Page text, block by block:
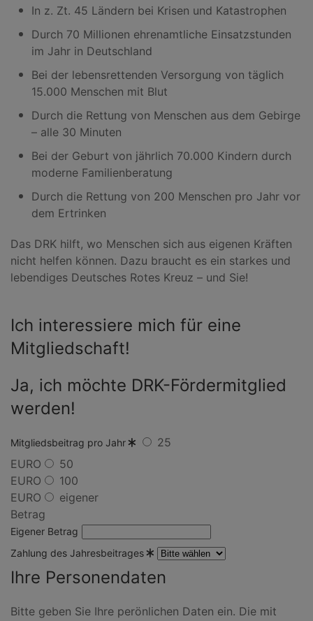
In z. Zt. 45 Ländern bei Krisen und Katastrophen
Durch 70 Millionen ehrenamtliche Einsatzstunden
im Jahr in Deutschland
Bei der lebensrettenden Versorgung von täglich
15.000 Menschen mit Blut
Durch die Rettung von Menschen aus dem Gebirge
– alle 30 Minuten
Bei der Geburt von jährlich 70.000 Kindern durch
moderne Familienberatung
Durch die Rettung von 200 Menschen pro Jahr vor
dem Ertrinken
Das DRK hilft, wo Menschen sich aus eigenen Kräften
nicht helfen können. Dazu braucht es ein starkes und
lebendiges Deutsches Rotes Kreuz – und Sie!
Ich interessiere mich für eine
Mitgliedschaft!
Ja, ich möchte DRK-Fördermitglied
werden!
Mitgliedsbeitrag pro Jahr
25
EURO
50
EURO
100
EURO
eigener
Betrag
Eigener Betrag
Zahlung des Jahresbeitrages
Ihre Personendaten
Bitte geben Sie Ihre perönlichen Daten ein. Die mit